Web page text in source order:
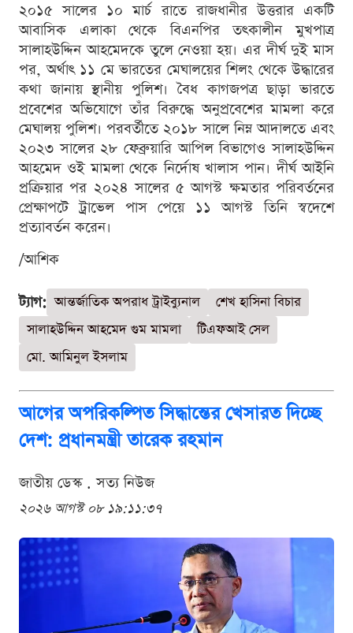
২০১৫ সালের ১০ মার্চ রাতে রাজধানীর উত্তরার একটি
আবাসিক এলাকা থেকে বিএনপির তৎকালীন মুখপাত্র
সালাহউদ্দিন আহমেদকে তুলে নেওয়া হয়। এর দীর্ঘ দুই মাস
পর, অর্থাৎ ১১ মে ভারতের মেঘালয়ের শিলং থেকে উদ্ধারের
কথা জানায় স্থানীয় পুলিশ। বৈধ কাগজপত্র ছাড়া ভারতে
প্রবেশের অভিযোগে তাঁর বিরুদ্ধে অনুপ্রবেশের মামলা করে
মেঘালয় পুলিশ। পরবর্তীতে ২০১৮ সালে নিম্ন আদালতে এবং
২০২৩ সালের ২৮ ফেব্রুয়ারি আপিল বিভাগেও সালাহউদ্দিন
আহমেদ ওই মামলা থেকে নির্দোষ খালাস পান। দীর্ঘ আইনি
প্রক্রিয়ার পর ২০২৪ সালের ৫ আগস্ট ক্ষমতার পরিবর্তনের
প্রেক্ষাপটে ট্রাভেল পাস পেয়ে ১১ আগস্ট তিনি স্বদেশে
প্রত্যাবর্তন করেন।
/আশিক
ট্যাগ: আন্তর্জাতিক অপরাধ ট্রাইব্যুনাল
শেখ হাসিনা বিচার
সালাহউদ্দিন আহমেদ গুম মামলা
টিএফআই সেল
মো. আমিনুল ইসলাম
আগের অপরিকল্পিত সিদ্ধান্তের খেসারত দিচ্ছে
দেশ: প্রধানমন্ত্রী তারেক রহমান
জাতীয় ডেস্ক . সত্য নিউজ
২০২৬ আগস্ট ০৮ ১৯:১১:৩৭